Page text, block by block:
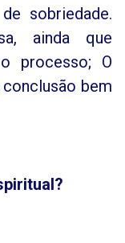
sobriedade.
ainda que
processo; O
conclusão bem